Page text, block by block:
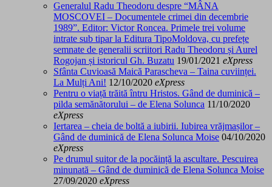
Generalul Radu Theodoru despre “MÂNA
MOSCOVEI – Documentele crimei din decembrie
1989”. Editor: Victor Roncea. Primele trei volume
intrate sub tipar la Editura TipoMoldova, cu prefețe
semnate de generalii scriitori Radu Theodoru și Aurel
Rogojan și istoricul Gh. Buzatu 19/01/2021 eXpress
Sfânta Cuvioasă Maică Parascheva – Taina cuviinței.
La Mulți Ani! 12/10/2020 eXpress
Pentru o viață trăită întru Hristos. Gând de duminică –
pilda semănătorului – de Elena Solunca 11/10/2020
eXpress
Iertarea – cheia de boltă a iubirii. Iubirea vrăjmașilor –
Gând de duminică de Elena Solunca Moise 04/10/2020
eXpress
Pe drumul suitor de la pocăință la ascultare. Pescuirea
minunată – Gând de duminică de Elena Solunca Moise
27/09/2020 eXpress